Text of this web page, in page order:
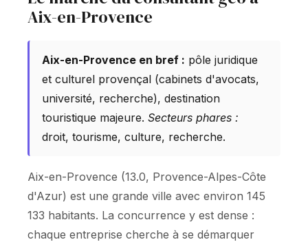
Aix-en-Provence
Aix-en-Provence en bref : pôle juridique
et culturel provençal (cabinets d'avocats,
université, recherche), destination
touristique majeure. Secteurs phares :
droit, tourisme, culture, recherche.
Aix-en-Provence (13.0, Provence-Alpes-Côte
d'Azur) est une grande ville avec environ 145
133 habitants. La concurrence y est dense :
chaque entreprise cherche à se démarquer